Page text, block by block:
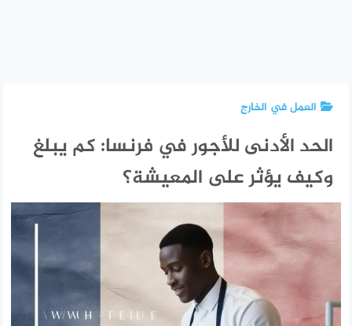
العمل في الخارج
الحد الأدنى للأجور في فرنسا: كم يبلغ
وكيف يؤثر على المعيشة؟